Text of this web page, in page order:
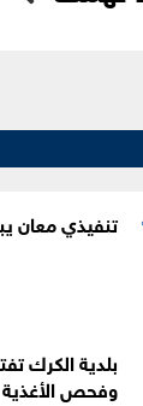
تنفيذي معان
بلدية الكرك
وفحص الأغذية